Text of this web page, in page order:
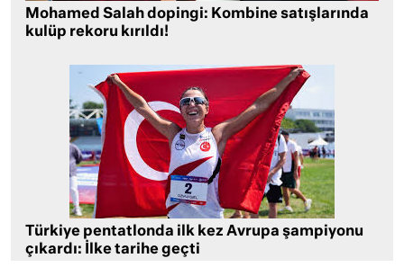
Mohamed Salah dopingi: Kombine satışlarında
kulüp rekoru kırıldı!
Türkiye pentatlonda ilk kez Avrupa şampiyonu
çıkardı: İlke tarihe geçti